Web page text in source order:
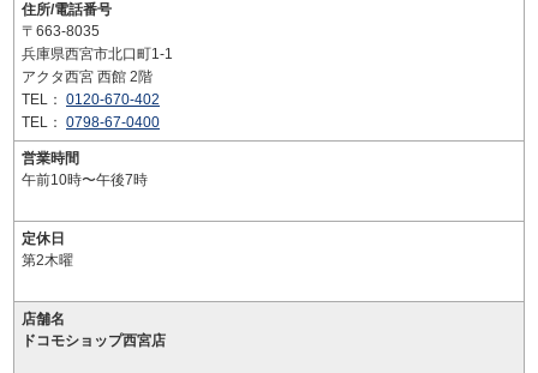
住所/電話番号
〒663-8035
兵庫県西宮市北口町1-1
アクタ西宮 西館 2階
TEL： 0120-670-402
TEL： 0798-67-0400
営業時間
午前10時〜午後7時
定休日
第2木曜
店舗名
ドコモショップ西宮店